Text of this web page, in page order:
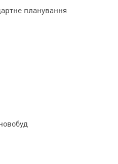
планування